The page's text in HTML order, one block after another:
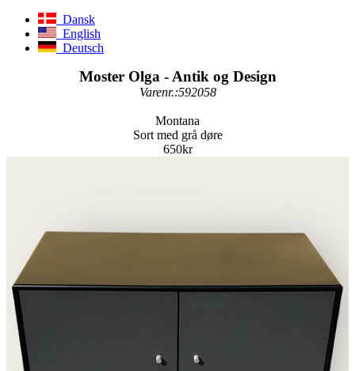
Dansk
English
Deutsch
Moster Olga - Antik og Design
Varenr.:592058
Montana
Sort med grå døre
650kr